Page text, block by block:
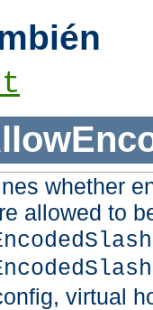
whether
allowed to
virtual